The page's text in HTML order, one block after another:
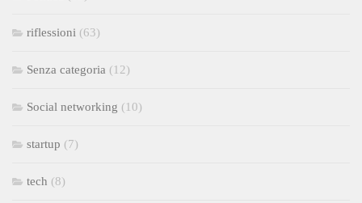
riflessioni (63)
Senza categoria (12)
Social networking (10)
startup (7)
tech (8)